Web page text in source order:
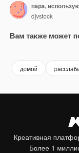
djvstock
Вам также может
домой
Креативная
Более 1